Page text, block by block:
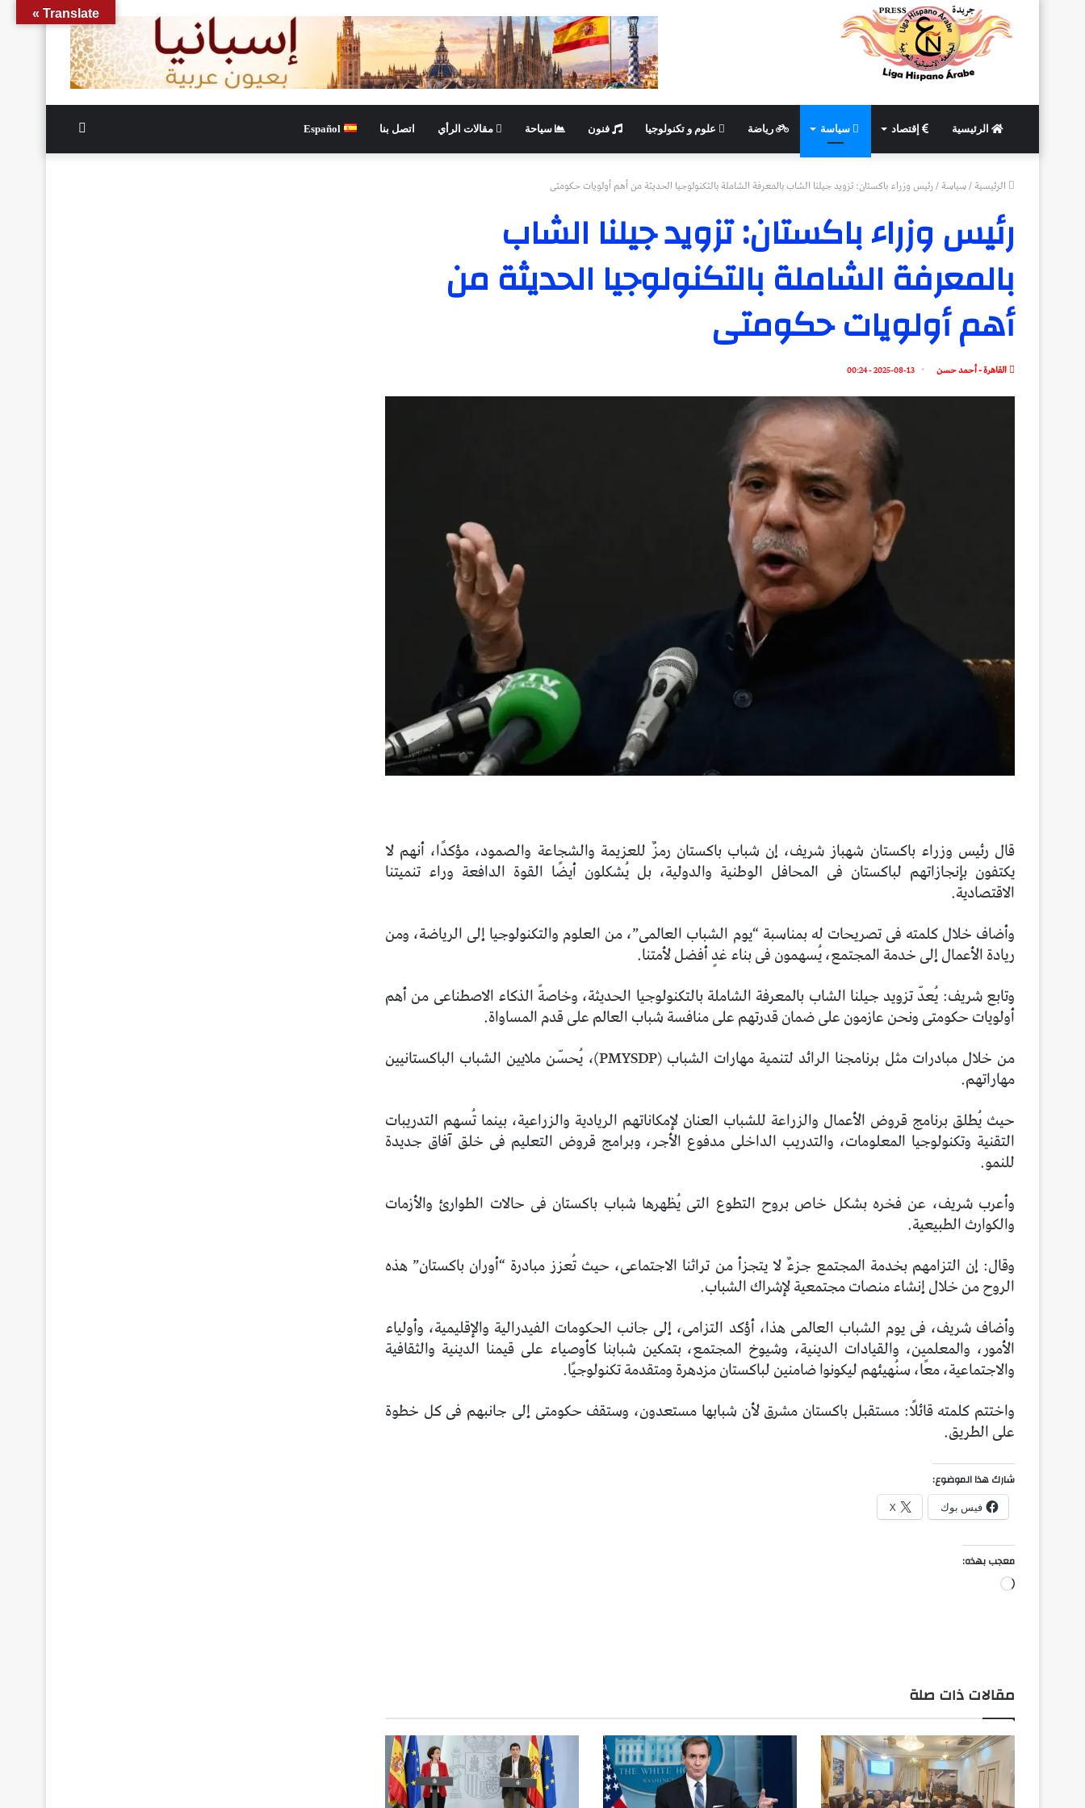
الرئيسية إقتصاد سياسة رياضة علوم و تكنولوجيا فنون سياحة مقالات الرأي اتصل بنا Español
الرئيسية/سياسة/رئيس وزراء باكستان: تزويد جيلنا الشاب بالمعرفة الشاملة بالتكنولوجيا الحديثة من أهم أولويات حكومتى
رئيس وزراء باكستان: تزويد جيلنا الشاب
بالمعرفة الشاملة بالتكنولوجيا الحديثة من
أهم أولويات حكومتى
القاهرة - أحمد حسن 2025-08-13 - 00:24
قال رئيس وزراء باكستان شهباز شريف، إن شباب باكستان رمزٌ للعزيمة والشجاعة والصمود، مؤكدًا، أنهم لا
يكتفون بإنجازاتهم لباكستان فى المحافل الوطنية والدولية، بل يُشكلون أيضًا القوة الدافعة وراء تنميتنا
الاقتصادية.
وأضاف خلال كلمته فى تصريحات له بمناسبة “يوم الشباب العالمى”، من العلوم والتكنولوجيا إلى الرياضة، ومن
ريادة الأعمال إلى خدمة المجتمع، يُسهمون فى بناء غدٍ أفضل لأمتنا.
وتابع شريف: يُعدّ تزويد جيلنا الشاب بالمعرفة الشاملة بالتكنولوجيا الحديثة، وخاصةً الذكاء الاصطناعى من أهم
أولويات حكومتى ونحن عازمون على ضمان قدرتهم على منافسة شباب العالم على قدم المساواة.
من خلال مبادرات مثل برنامجنا الرائد لتنمية مهارات الشباب (PMYSDP)، يُحسّن ملايين الشباب الباكستانيين
مهاراتهم.
حيث يُطلق برنامج قروض الأعمال والزراعة للشباب العنان لإمكاناتهم الريادية والزراعية، بينما تُسهم التدريبات
التقنية وتكنولوجيا المعلومات، والتدريب الداخلى مدفوع الأجر، وبرامج قروض التعليم فى خلق آفاق جديدة
للنمو.
وأعرب شريف، عن فخره بشكل خاص بروح التطوع التى يُظهرها شباب باكستان فى حالات الطوارئ والأزمات
والكوارث الطبيعية.
وقال: إن التزامهم بخدمة المجتمع جزءٌ لا يتجزأ من تراثنا الاجتماعى، حيث تُعزز مبادرة “أوران باكستان” هذه
الروح من خلال إنشاء منصات مجتمعية لإشراك الشباب.
وأضاف شريف، فى يوم الشباب العالمى هذا، أؤكد التزامى، إلى جانب الحكومات الفيدرالية والإقليمية، وأولياء
الأمور، والمعلمين، والقيادات الدينية، وشيوخ المجتمع، بتمكين شبابنا كأوصياء على قيمنا الدينية والثقافية
والاجتماعية، معًا، سنُهيئهم ليكونوا ضامنين لباكستان مزدهرة ومتقدمة تكنولوجيًا.
واختتم كلمته قائلًا: مستقبل باكستان مشرق لأن شبابها مستعدون، وستقف حكومتى إلى جانبهم فى كل خطوة
على الطريق.
شارك هذا الموضوع:
فيس بوك X
معجب بهذه:
جاري
مقالات ذات صلة
Translate »